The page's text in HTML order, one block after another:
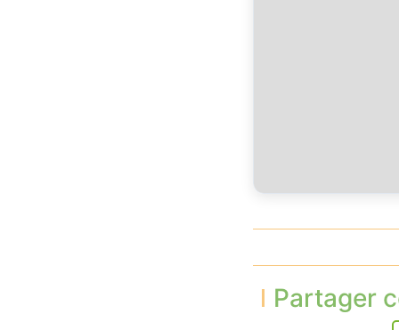
Partager